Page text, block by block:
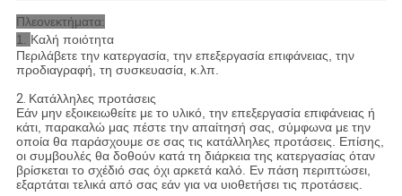
Πλεονεκτήματα:
1. Καλή ποιότητα
Περιλάβετε την κατεργασία, την επεξεργασία επιφάνειας, την
προδιαγραφή, τη συσκευασία, κ.λπ.
2. Κατάλληλες προτάσεις
Εάν μην εξοικειωθείτε με το υλικό, την επεξεργασία επιφάνειας ή
κάτι, παρακαλώ μας πέστε την απαίτησή σας, σύμφωνα με την
οποία θα παράσχουμε σε σας τις κατάλληλες προτάσεις. Επίσης,
οι συμβουλές θα δοθούν κατά τη διάρκεια της κατεργασίας όταν
βρίσκεται το σχέδιό σας όχι αρκετά καλό. Εν πάση περιπτώσει,
εξαρτάται τελικά από σας εάν για να υιοθετήσει τις προτάσεις.